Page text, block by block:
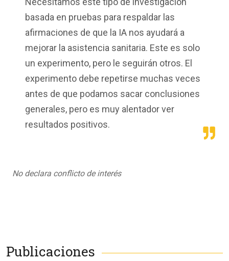
basada en pruebas para respaldar las
afirmaciones de que la IA nos ayudará a
mejorar la asistencia sanitaria. Este es solo
un experimento, pero le seguirán otros. El
experimento debe repetirse muchas veces
antes de que podamos sacar conclusiones
generales, pero es muy alentador ver
resultados positivos.
No declara conflicto de interés
Publicaciones